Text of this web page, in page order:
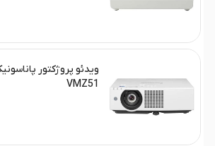
VMZ51